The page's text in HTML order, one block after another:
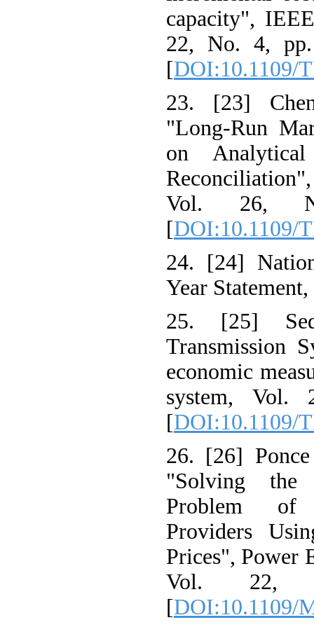
capacity",
22, No. 4, pp.
[DOI:10.1109/
23. [23]
"Long-Run
on
Vol. 26,
[DOI:10.1109/
24. [24]
Year
25. [25]
Transmission
economic
system,
[DOI:10.1109/
26. [26]
"Solving the
Problem of
Providers
Prices", Power
Vol. 22,
[DOI:10.1109/